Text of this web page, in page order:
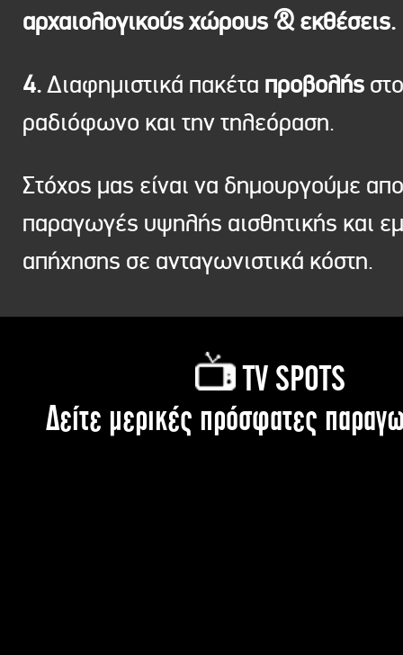
αρχαιολογικούς χώρους & εκθέσεις.
4.Διαφημιστικά πακέτα προβολής στο
ραδιόφωνο και την τηλεόραση.
Στόχος μας είναι να δημουργούμε
παραγωγές υψηλής αισθητικής και
απήχησης σε ανταγωνιστικά κόστη.
TV SPOTS
Δείτε μερικές πρόσφατες